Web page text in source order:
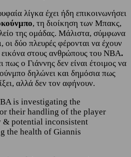
λίγκα έχει ήδη επικοινωνήσει
, τη διοίκηση των Μπακς,
της ομάδας. Μάλιστα, σύμφωνα
οι δύο πλευρές φέρονται να έχουν
εικόνα στους ανθρώπους του ΝΒΑ.
πως ο Γιάννης δεν είναι έτοιμος να
δηλώνει και δημόσια πως
αλλά δεν τον αφήνουν.
is investigating the
their handling of the player
potential inconsistent
the health of Giannis